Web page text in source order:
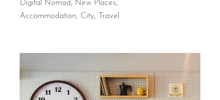
Digital Nomad, New Places
Accommodation
City Travel